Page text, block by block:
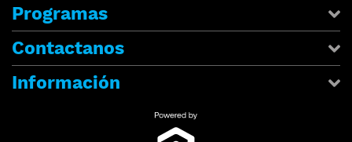
Programas
Contactanos
Información